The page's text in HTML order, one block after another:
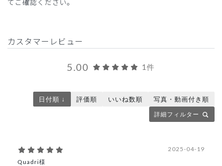
カスタマーレビュー
5.00 1件
詳細フィルター
日付順 ↓ 評価順 いいね数順 写真・動画付き順
Quadri様
2025-04-19